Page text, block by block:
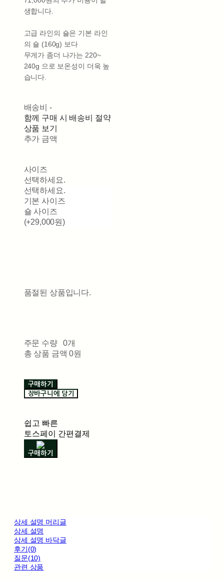
생합니다.
고급 라인의 숄은 기본 라인
의 숄 (160g) 보다
무게가 좀더 나가는 220~
240g 으로 보온성이 더욱 높
습니다.
배송비 -
함께 구매 시 배송비 절약
상품 보기
추가 금액
사이즈
선택하세요.
선택하세요.
기본 사이즈
숄 사이즈
(+29,000원)
품절된 상품입니다.
주문 수량
0개
총 상품 금액 0원
구매하기
장바구니에 담기
쉽고 빠른
토스페이 간편결제
구매하기
상세 설명 머리글
상세 설명
상세 설명 바닥글
후기(0)
질문(10)
관련 상품